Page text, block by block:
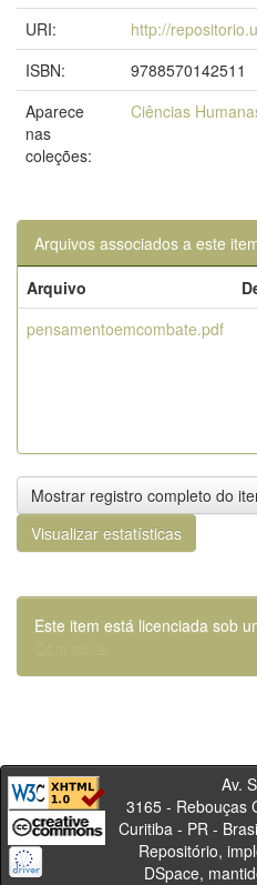
URI:
http://
ISBN:
9788570142511
Aparece
nas
coleções:
Ciências
Arquivos associados a este
Arquivo
pensamentoemcombate.pdf
Mostrar registro completo do
Visualizar estatísticas
Este item está licenciada sob
Commons
Av. Sete
3165 - Rebouças
Curitiba -
Repositório,
DSpace,